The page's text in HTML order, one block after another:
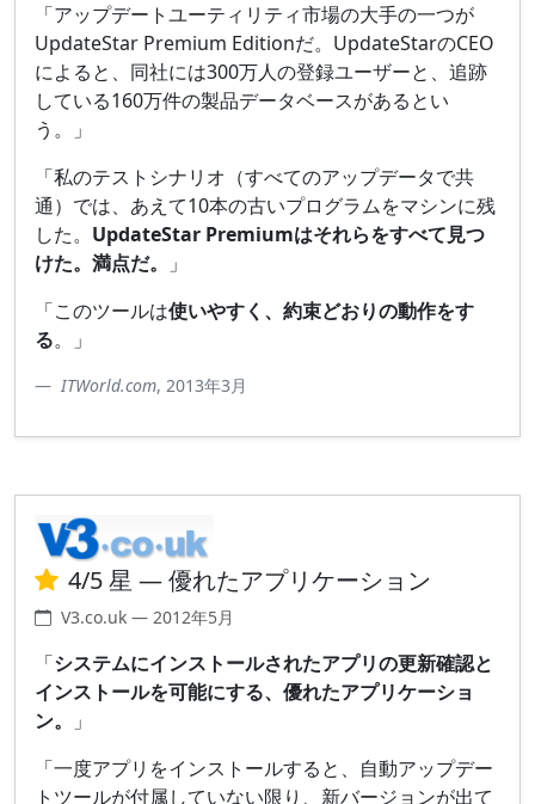
「アップデートユーティリティ市場の大手の一つが
UpdateStar Premium Editionだ。UpdateStarのCEO
によると、同社には300万人の登録ユーザーと、追跡
している160万件の製品データベースがあるとい
う。」
「私のテストシナリオ（すべてのアップデータで共
通）では、あえて10本の古いプログラムをマシンに残
した。 UpdateStar Premiumはそれらをすべて見つ
けた。満点だ。
」
「このツールは使いやすく、約束どおりの動作をす
る。」
ITWorld.com, 2013年3月
4/5 星 — 優れたアプリケーション
V3.co.uk — 2012年5月
「システムにインストールされたアプリの更新確認と
インストールを可能にする、優れたアプリケーショ
ン。
」
「一度アプリをインストールすると、自動アップデー
トツールが付属していない限り、新バージョンが出て